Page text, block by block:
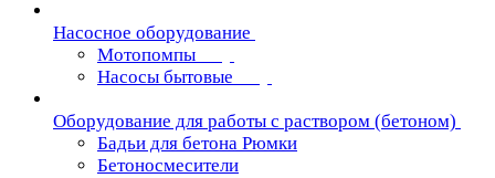
Насосное оборудование
Мотопомпы
Насосы бытовые
Оборудование для работы с раствором (бетоном)
Бадьи для бетона Рюмки
Бетоносмесители